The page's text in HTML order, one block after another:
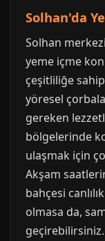
Solhan'da
Solhan
yeme içme
çeşitliliğe
yöresel
gereken
bölgelerinde
ulaşmak için
Akşam
bahçesi
olmasa da,
geçirebilirsiniz.